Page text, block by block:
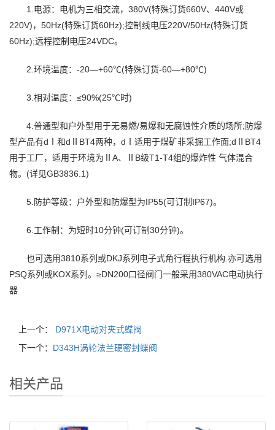
1.电源：电机为三相交流，380V(特殊订货660V、440V或
220V)，50Hz(特殊订货60Hz);控制线电压220V/50Hz(特殊订货
60Hz);远程控制电压24VDC。
2.环境温度：-20—+60℃(特殊订货-60—+80℃)
3.相对温度：≤90%(25℃时)
4.普通型和户外型用于无易燃/易爆和无腐蚀性介质的场所;防爆
型产品有dⅠ和dⅡBT4两种，dⅠ适用于煤矿非采掘工作面;dⅡBT4
用于工厂，适用于环境为ⅡA、ⅡB级T1-T4组的爆炸性 气体混合
物。(详见GB3836.1)
5.防护等级：户外型和防爆型为IP55(可订制IP67)。
6.工作制：为短时10分钟(可订制30分钟)。
也可选用3810系列或DKJ系列电子式角行程执行机构.亦可选用
PSQ系列或KOX系列。≥DN200口径阀门一般采用380VAC电动执行
器
上一个： D971X电动对夹式蝶阀
下一个： D343H涡轮法兰硬密封蝶阀
相关产品